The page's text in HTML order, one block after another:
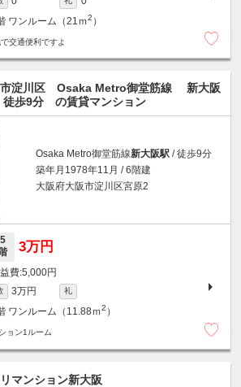
ワンルーム（21ｍ2 ）
交通便利ですよ
市淀川区 Osaka Metro御堂筋線
新大阪
徒歩9分 の賃貸マンション
Osaka Metro御堂筋線新大阪駅 / 徒歩9分
築年月1978年11月 / 6階建
大阪府大阪市淀川区宮原2
5
階
3万円
5,000円
3万円 礼
ワンルーム（11.88ｍ2 ）
ョン1ルーム
マンション新大阪